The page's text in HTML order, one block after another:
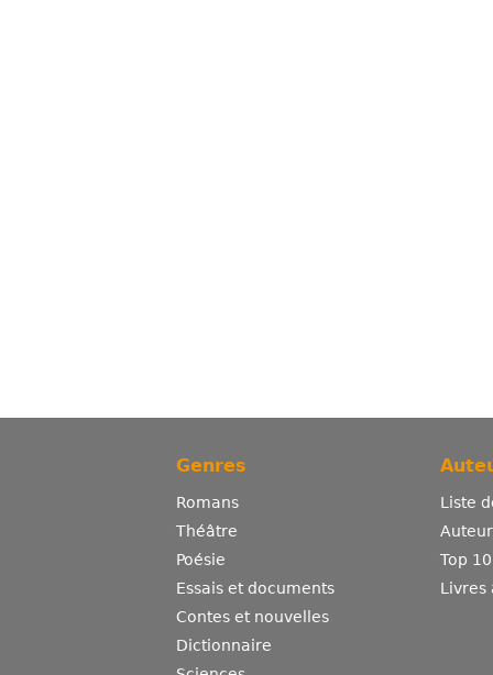
Genres
Romans
Théâtre
Poésie
Essais et documents
Contes et nouvelles
Dictionnaire
Liste
Top
Livres